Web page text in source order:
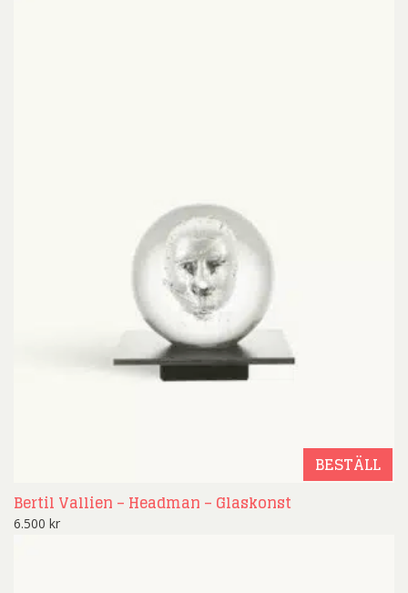
BESTÄLL
Bertil Vallien – Headman – Glaskonst
6.500 kr